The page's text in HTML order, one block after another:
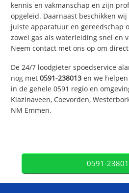
kennis en vakmanschap en zijn
opgeleid. Daarnaast beschikken
juiste apparatuur en gereedschap
zowel gas als waterleiding snel en
Neem contact met ons op om
De 24/7 loodgieter spoedservice
nog met0591-238013 en we
in de gehele 0591 regio en
Klazinaveen, Coevorden,
NM Emmen.
0591-